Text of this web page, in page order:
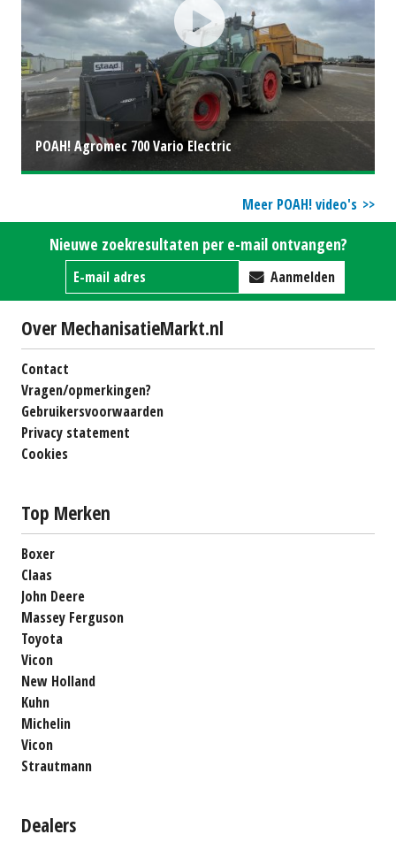
POAH! Agromec 700 Vario Electric
Meer POAH! video's
Nieuwe zoekresultaten per e-mail ontvangen?
Aanmelden
Over MechanisatieMarkt.nl
Contact
Vragen/opmerkingen?
Gebruikersvoorwaarden
Privacy statement
Cookies
Top Merken
Boxer
Claas
John Deere
Massey Ferguson
Toyota
Vicon
New Holland
Kuhn
Michelin
Vicon
Strautmann
Dealers